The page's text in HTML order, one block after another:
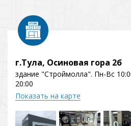
г.Тула, Осиновая гора 2б
здание "Строймолла". Пн-Вс
20:00
Показать на карте